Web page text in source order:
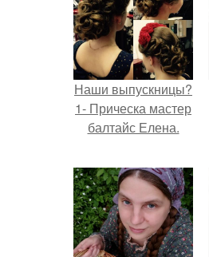
Наши выпускницы?
1- Прическа мастер
балтайс Елена.